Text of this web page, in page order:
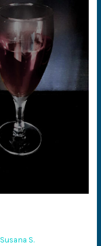
Susana S.